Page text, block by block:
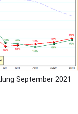
September 2021